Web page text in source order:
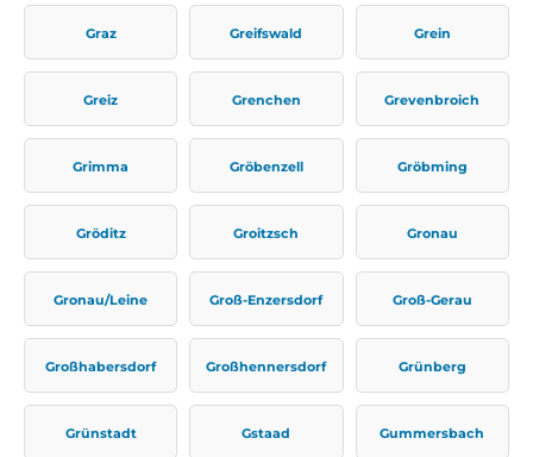
Graz Greifswald Grein
Greiz Grenchen Grevenbroich
Grimma Gröbenzell Gröbming
Gröditz Groitzsch Gronau
Gronau/Leine Groß-Enzersdorf Groß-Gerau
Großhabersdorf Großhennersdorf Grünberg
Grünstadt Gstaad Gummersbach